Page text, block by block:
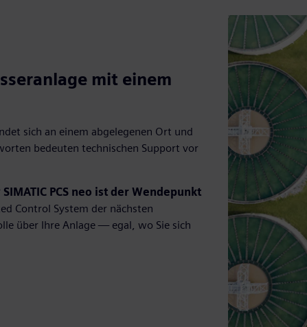
mit einem
sich an einem abgelegenen Ort und
bedeuten technischen Support vor
SIMATIC PCS neo ist der Wendepunkt
Control System der nächsten
über Ihre Anlage — egal, wo Sie sich